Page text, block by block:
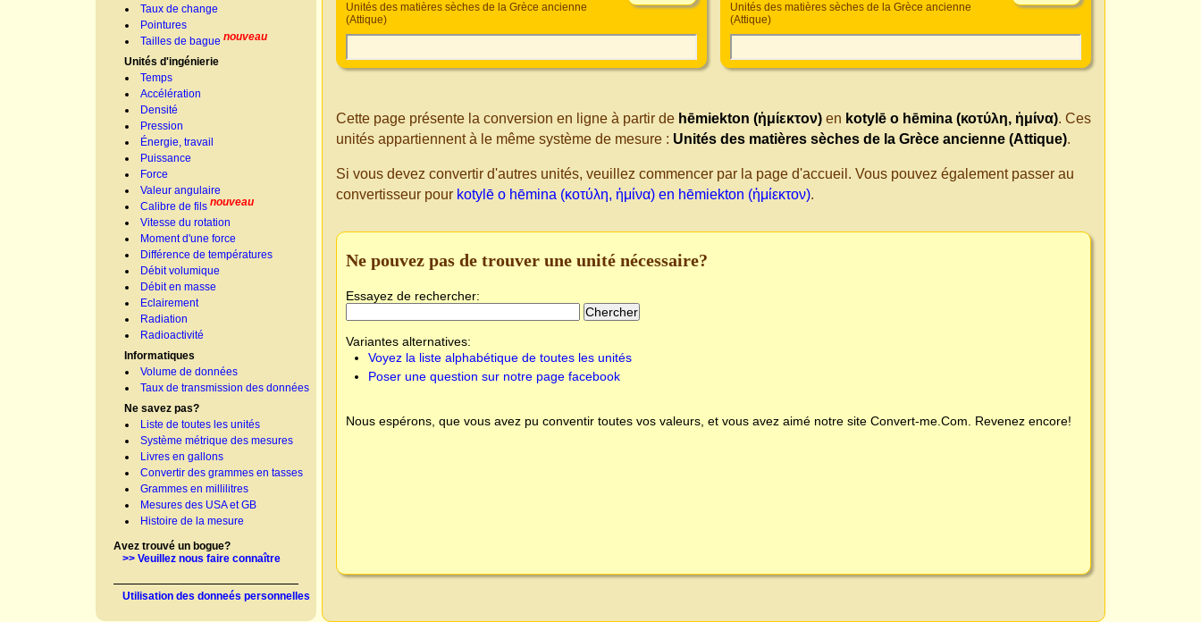
Taux de change
Pointures
Tailles de bague nouveau
Unités d'ingénierie
Temps
Accélération
Densité
Pression
Énergie, travail
Puissance
Force
Valeur angulaire
Calibre de fils nouveau
Vitesse du rotation
Moment d'une force
Différence de températures
Débit volumique
Débit en masse
Eclairement
Radiation
Radioactivité
Informatiques
Volume de données
Taux de transmission des données
Ne savez pas?
Liste de toutes les unités
Système métrique des mesures
Livres en gallons
Convertir des grammes en tasses
Grammes en millilitres
Mesures des USA et GB
Histoire de la mesure
Avez trouvé un bogue?
>> Veuillez nous faire connaître
Utilisation des donneés personnelles
Unités des matières sèches de la Grèce ancienne
(Attique)
Unités des matières sèches de la Grèce ancienne
(Attique)
Cette page présente la conversion en ligne à partir de hēmiekton (ἡμίεκτον) en kotylē o hēmina (κοτύλη, ἡμίνα). Ces
unités appartiennent à le même système de mesure : Unités des matières sèches de la Grèce ancienne (Attique).
Si vous devez convertir d'autres unités, veuillez commencer par la page d'accueil. Vous pouvez également passer au
convertisseur pour kotylē o hēmina (κοτύλη, ἡμίνα) en hēmiekton (ἡμίεκτον).
Ne pouvez pas de trouver une unité nécessaire?
Essayez de rechercher:
Variantes alternatives:
Voyez la liste alphabétique de toutes les unités
Poser une question sur notre page facebook
Nous espérons, que vous avez pu conventir toutes vos valeurs, et vous avez aimé notre site Convert-me.Com . Revenez encore!